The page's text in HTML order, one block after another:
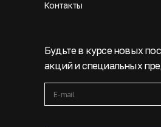
Будьте в курсе новых
акций и специальных
Контакты